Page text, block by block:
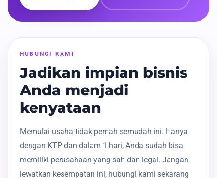
HUBUNGI KAMI
Jadikan impian bisnis
Anda menjadi
kenyataan
Memulai usaha tidak pernah semudah ini. Hanya
dengan KTP dan dalam 1 hari, Anda sudah bisa
memiliki perusahaan yang sah dan legal. Jangan
lewatkan kesempatan ini, hubungi kami sekarang